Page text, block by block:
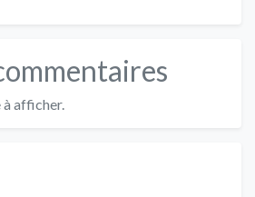
afficher.